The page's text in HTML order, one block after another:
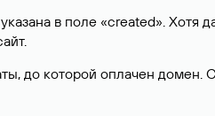
в поле «created». Хотя
до которой оплачен домен.